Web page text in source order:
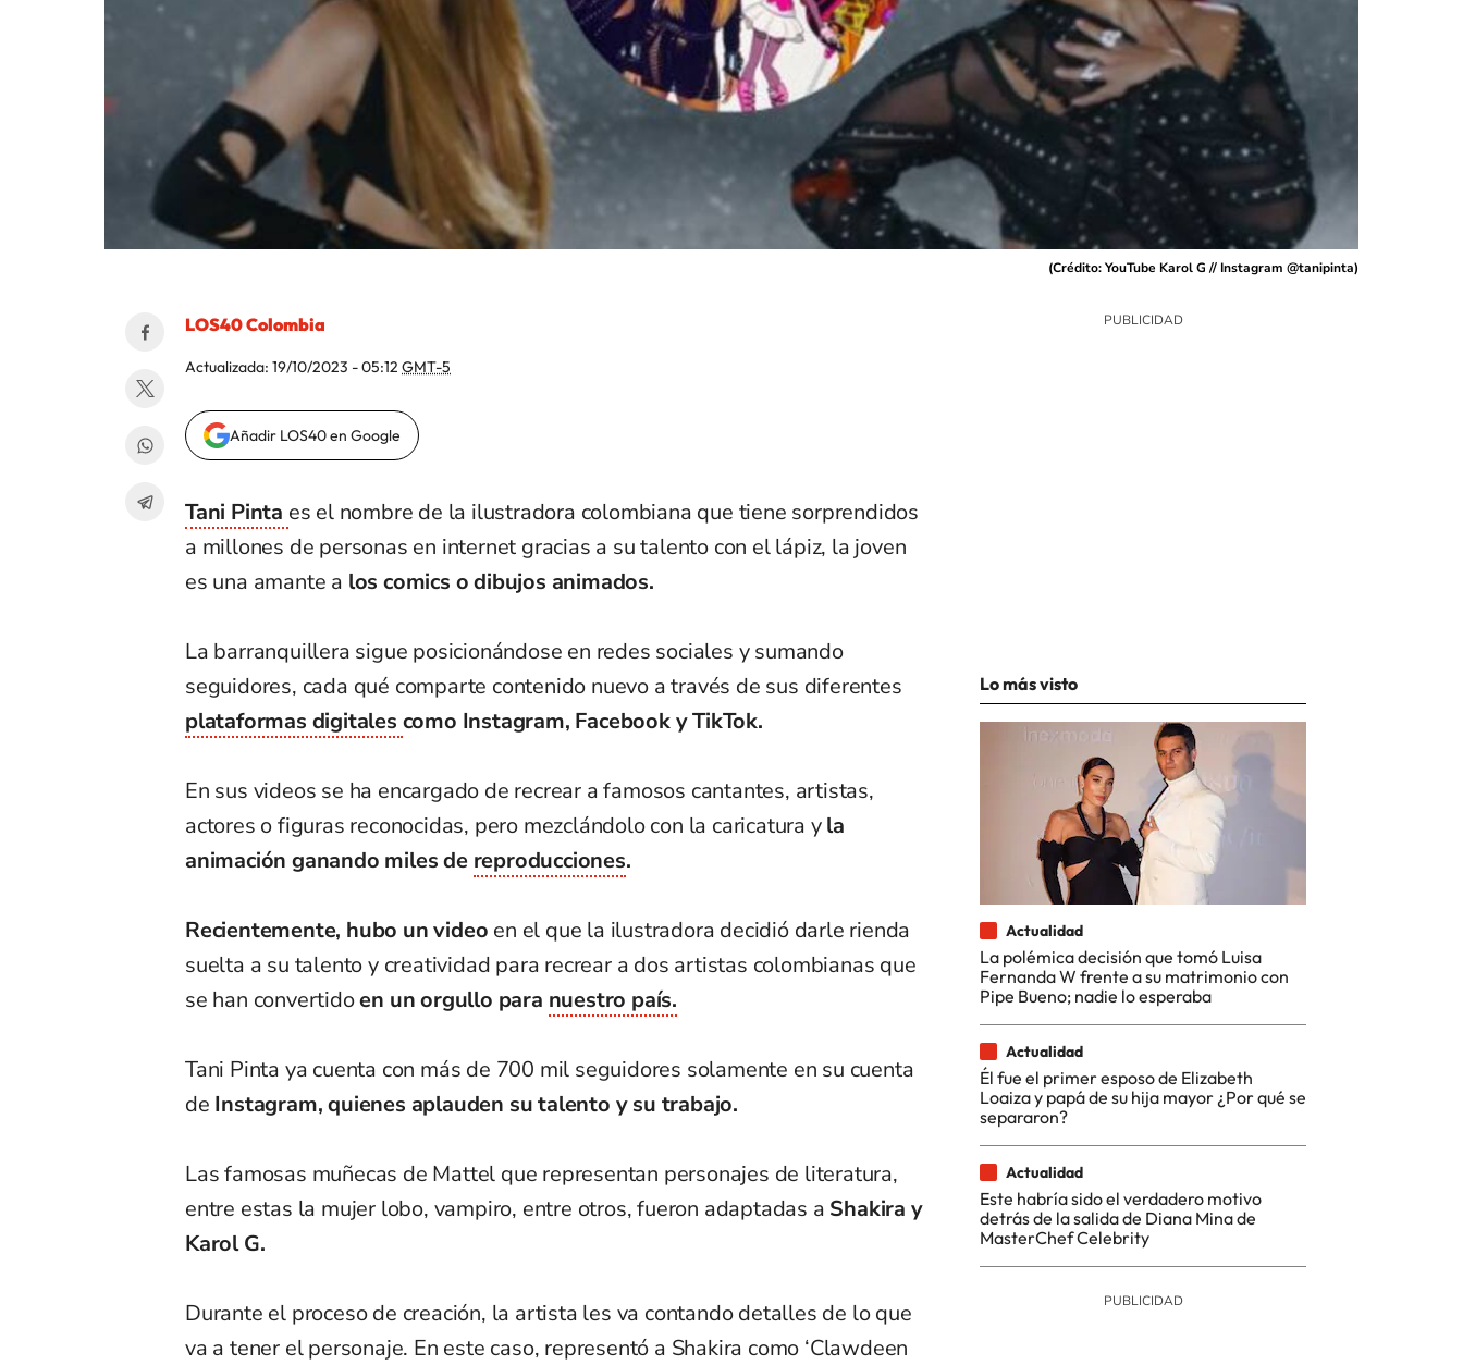
(Crédito: YouTube Karol G // Instagram @tanipinta)
LOS40 Colombia
Actualizada: 19/10/2023 - 05:12 GMT-5
Añadir LOS40 en Google
Tani Pinta es el nombre de la ilustradora colombiana que tiene sorprendidos
a millones de personas en internet gracias a su talento con el lápiz, la joven
es una amante a los comics o dibujos animados.
La barranquillera sigue posicionándose en redes sociales y sumando
seguidores, cada qué comparte contenido nuevo a través de sus diferentes
plataformas digitales como Instagram, Facebook y TikTok.
En sus videos se ha encargado de recrear a famosos cantantes, artistas,
actores o figuras reconocidas, pero mezclándolo con la caricatura yla
animación ganando miles de reproducciones.
Recientemente, hubo un video en el que la ilustradora decidió darle rienda
suelta a su talento y creatividad para recrear a dos artistas colombianas que
se han convertidoen un orgullo para nuestro país.
Tani Pinta ya cuenta con más de 700 mil seguidores solamente en su cuenta
de Instagram, quienes aplauden su talento y su trabajo.
Las famosas muñecas de Mattel que representan personajes de literatura,
entre estas la mujer lobo, vampiro, entre otros, fueron adaptadas a Shakira y
Karol G.
Durante el proceso de creación, la artista les va contando detalles de lo que
va a tener el personaje. En este caso, representó a Shakira como ‘Clawdeen
Lo más visto
Actualidad
La polémica decisión que tomó Luisa
Fernanda W frente a su matrimonio con
Pipe Bueno; nadie lo esperaba
Actualidad
Él fue el primer esposo de Elizabeth
Loaiza y papá de su hija mayor ¿Por qué se
separaron?
Actualidad
Este habría sido el verdadero motivo
detrás de la salida de Diana Mina de
MasterChef Celebrity